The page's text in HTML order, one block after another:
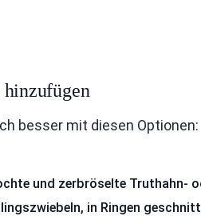
besser mit diesen Optionen:
und zerbröselte Truthahn-
in Ringen